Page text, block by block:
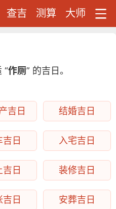
查吉 测算 大师
“作厕” 的吉日。
吉日 结婚吉日
日 入宅吉日
吉日 装修吉日
吉日 安葬吉日